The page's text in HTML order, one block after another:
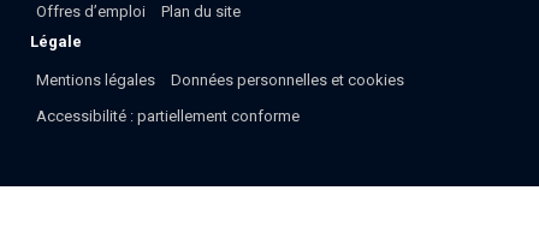
Offres d’emploi
Plan du site
Légale
Mentions légales
Données personnelles et cookies
Accessibilité : partiellement conforme